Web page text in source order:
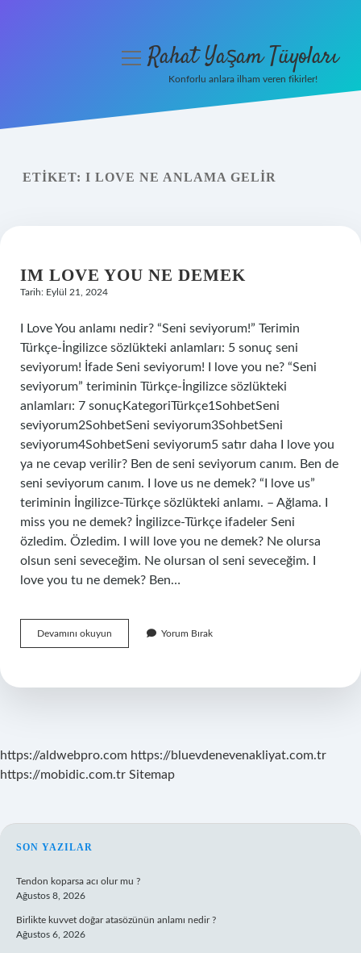
Yasal Uyarı
menüyüRahat Yaşam Tüyoları
Konforlu anlara ilham veren fikirler!
ETIKET: I LOVE NE ANLAMA GELIR
IM LOVE YOU NE DEMEK
Tarih: Eylül 21, 2024
I Love You anlamı nedir? “Seni seviyorum!” Terimin
Türkçe-İngilizce sözlükteki anlamları: 5 sonuç seni
seviyorum! İfade Seni seviyorum! I love you ne? “Seni
seviyorum” teriminin Türkçe-İngilizce sözlükteki
anlamları: 7 sonuçKategoriTürkçe1SohbetSeni
seviyorum2SohbetSeni seviyorum3SohbetSeni
seviyorum4SohbetSeni seviyorum5 satır daha I love you
ya ne cevap verilir? Ben de seni seviyorum canım. Ben de
seni seviyorum canım. I love us ne demek? “I love us”
teriminin İngilizce-Türkçe sözlükteki anlamı. – Ağlama. I
miss you ne demek? İngilizce-Türkçe ifadeler Seni
özledim. Özledim. I will love you ne demek? Ne olursa
olsun seni seveceğim. Ne olursan ol seni seveceğim. I
love you tu ne demek? Ben…
Devamını okuyun
Love
Demek
Yorum Bırak
https://aldwebpro.com https://bluevdenevenakliyat.com.tr
https://mobidic.com.tr Sitemap
SIDEBAR
SON YAZILAR
Tendon koparsa acı olur mu ?
Ağustos 8, 2026
Birlikte kuvvet doğar atasözünün anlamı nedir ?
Ağustos 6, 2026